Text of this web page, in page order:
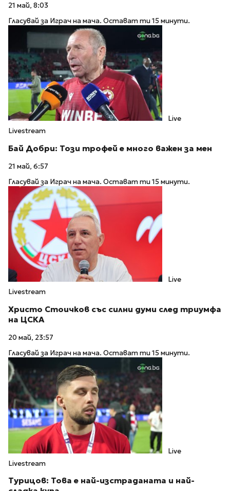
21 май, 8:03
Гласувай за Играч на мача. Остават ти 15 минути.
Live
Livestream
Бай Добри: Този трофей е много важен за мен
21 май, 6:57
Гласувай за Играч на мача. Остават ти 15 минути.
Live
Livestream
Христо Стоичков със силни думи след триумфа
на ЦСКА
20 май, 23:57
Гласувай за Играч на мача. Остават ти 15 минути.
Live
Livestream
Турицов: Това е най-изстраданата и най-